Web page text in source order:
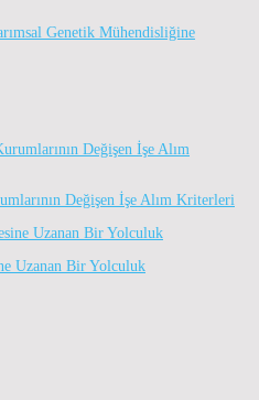
Genetik Mühendisliğine
Değişen İşe Alım Kriterleri
Uzanan Bir Yolculuk